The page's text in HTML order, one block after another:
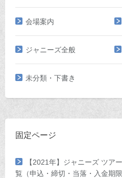
会場案内
ジャニーズ全般
未分類・下書き
固定ページ
【2021年】ジャニーズ ツア
覧（申込・締切・当落・入金期限